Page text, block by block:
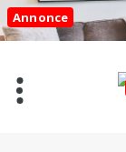
Videre
til
indhold
Annonce